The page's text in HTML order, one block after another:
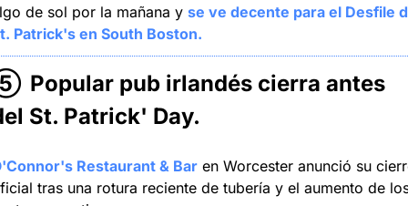
de sol por la mañana y se ve decente para el Desfile
Patrick's en South Boston.
Popular pub irlandés cierra antes
St. Patrick' Day.
Restaurant & Bar en Worcester anunció su
tras una rotura reciente de tubería y el aumento de